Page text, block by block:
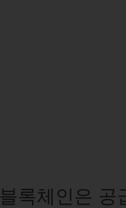
블록체인은 공